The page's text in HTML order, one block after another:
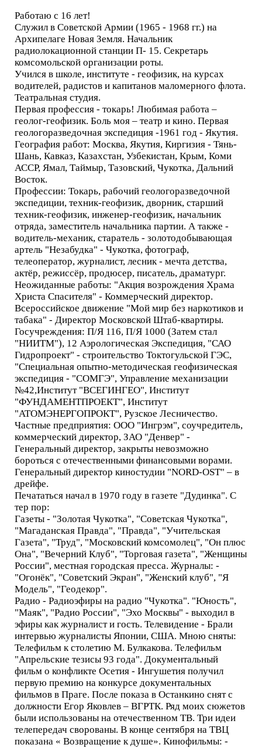
Работаю с 16 лет!
Служил в Советской Армии (1965 - 1968 гг.) на
Архипелаге Новая Земля. Начальник
радиолокационной станции П- 15. Секретарь
комсомольской организации роты.
Учился в школе, институте - геофизик, на курсах
водителей, радистов и капитанов маломерного флота.
Театральная студия.
Первая профессия - токарь! Любимая работа –
геолог-геофизик. Боль моя – театр и кино. Первая
геологоразведочная экспедиция -1961 год - Якутия.
География работ: Москва, Якутия, Киргизия - Тянь-
Шань, Кавказ, Казахстан, Узбекистан, Крым, Коми
АССР, Ямал, Таймыр, Тазовский, Чукотка, Дальний
Восток.
Профессии: Токарь, рабочий геологоразведочной
экспедиции, техник-геофизик, дворник, старший
техник-геофизик, инженер-геофизик, начальник
отряда, заместитель начальника партии. А также -
водитель-механик, старатель - золотодобывающая
артель "Незабудка" - Чукотка, фотограф,
телеоператор, журналист, лесник - мечта детства,
актёр, режиссёр, продюсер, писатель, драматург.
Неожиданные работы: "Акция возрождения Храма
Христа Спасителя" - Коммерческий директор.
Всероссийское движение "Мой мир без наркотиков и
табака" - Директор Московской Штаб-квартиры.
Госучреждения: П/Я 116, П/Я 1000 (Затем стал
"НИИТМ"), 12 Аэрологическая Экспедиция, "САО
Гидропроект" - строительство Токтогульской ГЭС,
"Специальная опытно-методическая геофизическая
экспедиция - "СОМГЭ", Управление механизации
№42,Институт "ВСЕГИНГЕО", Институт
"ФУНДАМЕНТПРОЕКТ", Институт
"АТОМЭНЕРГОПРОКТ", Рузское Лесничество.
Частные предприятия: ООО "Ингрэм", соучредитель,
коммерческий директор, ЗАО "Денвер" -
Генеральный директор, закрыты невозможно
бороться с отечественными финансовыми ворами.
Генеральный директор киностудии "NORD-OST" – в
дрейфе.
Печататься начал в 1970 году в газете "Дудинка". С
тер пор:
Газеты - "Золотая Чукотка", "Советская Чукотка",
"Магаданская Правда", "Правда", "Учительская
Газета", "Труд", "Московский комсомолец", "Он плюс
Она", "Вечерний Клуб", "Торговая газета", "Женщины
России", местная городская пресса. Журналы: -
"Огонёк", "Советский Экран", "Женский клуб", "Я
Модель", "Геодекор".
Радио - Радиоэфиры на радио "Чукотка". "Юность",
"Маяк", "Радио России", "Эхо Москвы" - выходил в
эфиры как журналист и гость. Телевидение - Брали
интервью журналисты Японии, США. Мною сняты:
Телефильм к столетию М. Булкакова. Телефильм
"Апрельские тезисы 93 года". Документальный
фильм о конфликте Осетия - Ингушетия получил
первую премию на конкурсе документальных
фильмов в Праге. После показа в Останкино снят с
должности Егор Яковлев – ВГРТК. Ряд моих сюжетов
были использованы на отечественном ТВ. Три идеи
телепередач сворованы. В конце сентября на ТВЦ
показана « Возвращение к душе». Кинофильмы: -